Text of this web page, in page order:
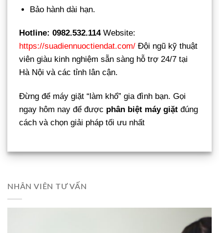
Bảo hành dài hạn.
Hotline: 0982.532.114Website:
https://suadiennuoctiendat.com/ Đội ngũ kỹ thuật
viên giàu kinh nghiệm sẵn sàng hỗ trợ 24/7 tại
Hà Nội và các tỉnh lân cận.
Đừng để máy giặt “làm khổ” gia đình bạn. Gọi
ngay hôm nay để được phân biệt máy giặt đúng
cách và chọn giải pháp tối ưu nhất
NHÂN VIÊN TƯ VẤN